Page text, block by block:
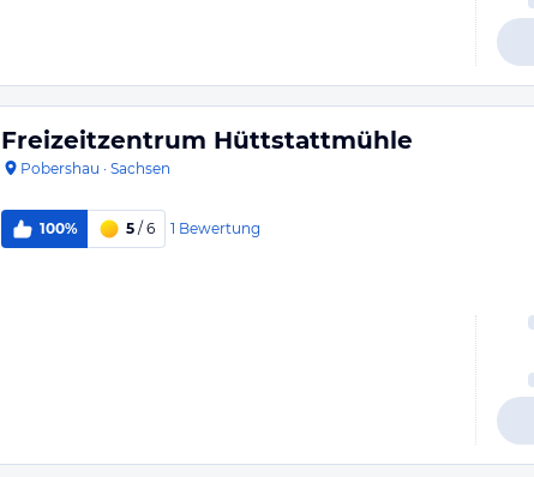
Freizeitzentrum Hüttstattmühle
Pobershau · Sachsen
100% 5 / 6 1 Bewertung